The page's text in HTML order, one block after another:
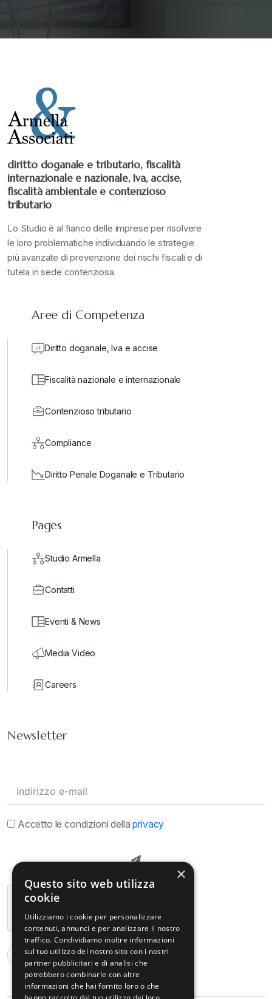
Stampa 2021
Stampa 2022
Stampa 2023
Stampa 2024
valore in dogana
diritto doganale e tributario, fiscalità
internazionale e nazionale, Iva, accise,
fiscalità ambientale e contenzioso
tributario
Lo Studio è al fianco delle imprese per risolvere
le loro problematiche individuando le strategie
più avanzate di prevenzione dei rischi fiscali e di
tutela in sede contenziosa
Aree di Competenza
Diritto doganale, Iva e accise
Fiscalità nazionale e internazionale
Contenzioso tributario
Compliance
Diritto Penale Doganale e Tributario
Pages
Studio Armella
Contatti
Eventi & News
Media Video
Careers
Newsletter
Accetto le condizioni dellaprivacy
×
Questo sito web utilizza
cookie
Utilizziamo i cookie per personalizzare
contenuti, annunci e per analizzare il nostro
traffico. Condividiamo inoltre informazioni
sul tuo utilizzo del nostro sito con i nostri
partner pubblicitari e di analisi che
potrebbero combinarle con altre
informazioni che hai fornito loro o che